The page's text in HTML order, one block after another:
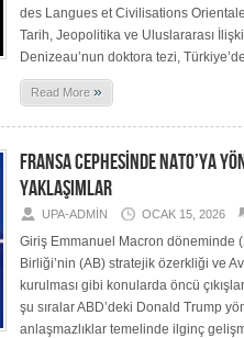
des Langues et Civilisations
Tarih, Jeopolitika ve Uluslararası
Denizeau’nun doktora tezi,
Read More »
FRANSA CEPHESİNDE NATO’YA
YAKLAŞIMLAR
UPA-ADMIN OCAK 15, 2026
Giriş Emmanuel Macron döneminde
Birliği’nin (AB) stratejik özerkliği ve
kurulması gibi konularda öncü
şu sıralar ABD’deki Donald Trump
anlaşmazlıklar temelinde ilginç